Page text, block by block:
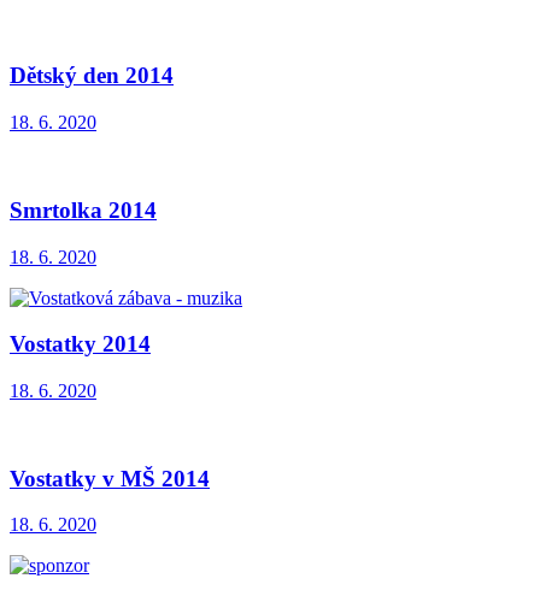
Dětský den 2014
18. 6. 2020
Smrtolka 2014
18. 6. 2020
Vostatky 2014
18. 6. 2020
Vostatky v MŠ 2014
18. 6. 2020